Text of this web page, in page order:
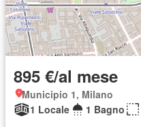
895 €/al mese
Municipio 1, Milano
1 Locale
1 Bagno